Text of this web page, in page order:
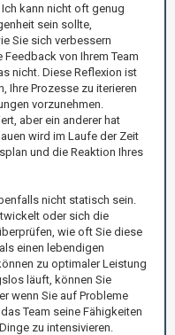
kann nicht oft genug
sein sollte,
Sie sich verbessern
von Ihrem Team
nicht. Diese Reflexion ist
Ihre Prozesse zu iterieren
vorzunehmen.
aber ein anderer hat
wird im Laufe der Zeit
und die Reaktion Ihres
nicht statisch sein.
oder sich die
wie oft Sie diese
einen lebendigen
zu optimaler Leistung
läuft, können Sie
wenn Sie auf Probleme
Team seine Fähigkeiten
zu intensivieren.